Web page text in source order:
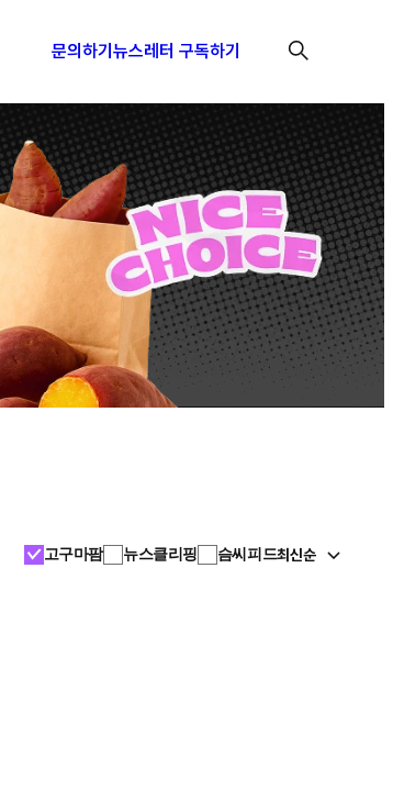
문의하기뉴스레터 구독하기
고구마팜 뉴스클리핑 슴씨피드최신순